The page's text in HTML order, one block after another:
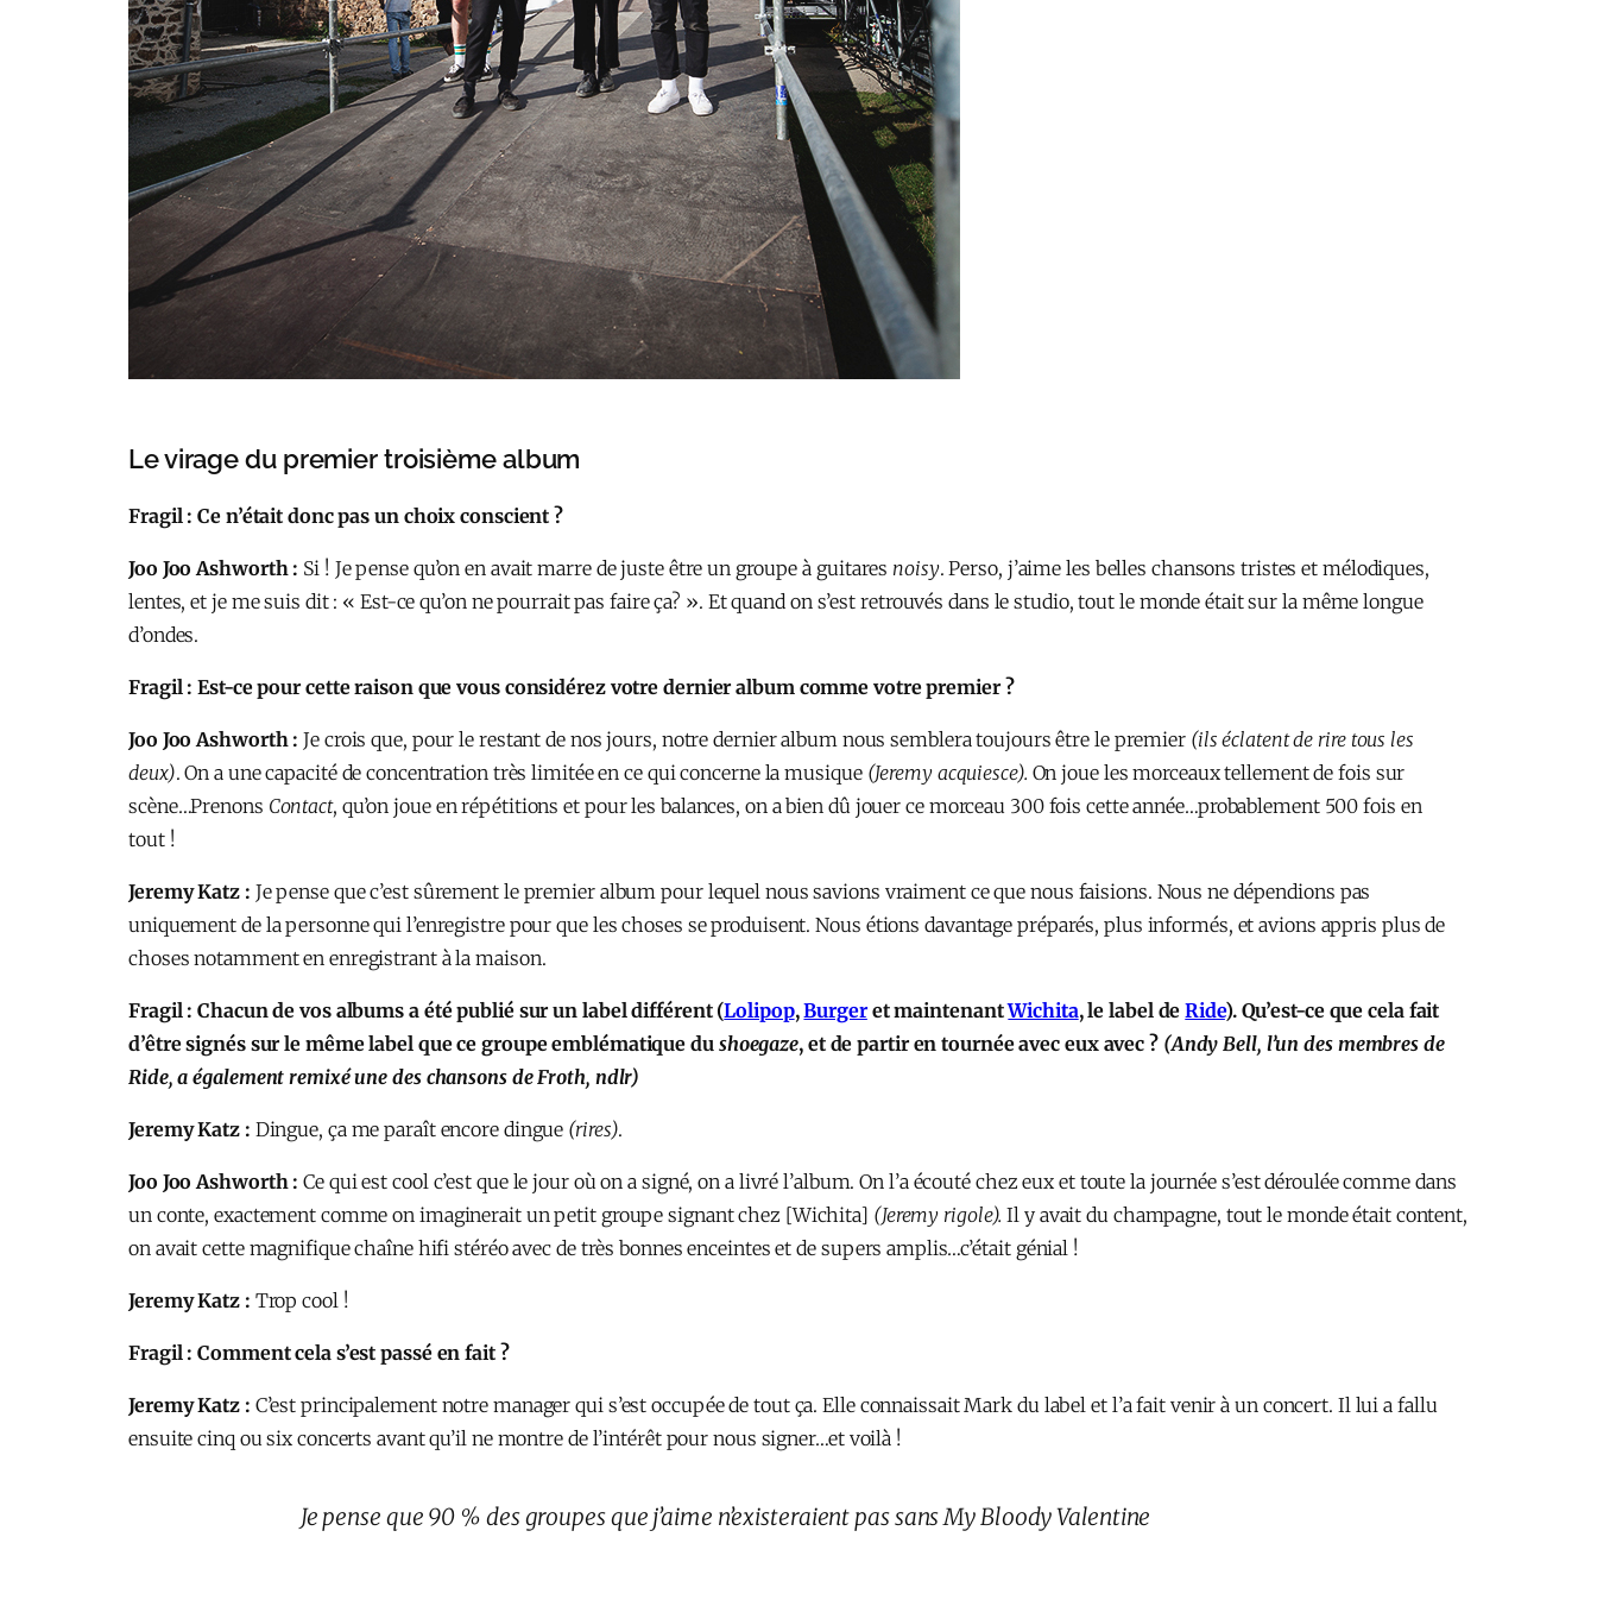
Le virage du premier troisième album
Fragil : Ce n’était donc pas un choix conscient ?
Joo Joo Ashworth : Si ! Je pense qu’on en avait marre de juste être un groupe à guitares noisy. Perso, j’aime les belles chansons tristes et mélodiques,
lentes, et je me suis dit : « Est-ce qu’on ne pourrait pas faire ça? ». Et quand on s’est retrouvés dans le studio, tout le monde était sur la même longue
d’ondes.
Fragil : Est-ce pour cette raison que vous considérez votre dernier album comme votre premier ?
Joo Joo Ashworth : Je crois que, pour le restant de nos jours, notre dernier album nous semblera toujours être le premier (ils éclatent de rire tous les
deux). On a une capacité de concentration très limitée en ce qui concerne la musique (Jeremy acquiesce). On joue les morceaux tellement de fois sur
scène…Prenons Contact, qu’on joue en répétitions et pour les balances, on a bien dû jouer ce morceau 300 fois cette année…probablement 500 fois en
tout !
Jeremy Katz : Je pense que c’est sûrement le premier album pour lequel nous savions vraiment ce que nous faisions. Nous ne dépendions pas
uniquement de la personne qui l’enregistre pour que les choses se produisent. Nous étions davantage préparés, plus informés, et avions appris plus de
choses notamment en enregistrant à la maison.
Fragil : Chacun de vos albums a été publié sur un label différent (Lolipop,Burgeret maintenantWichita, le label deRide). Qu’est-ce que cela fait
d’être signés sur le même label que ce groupe emblématique du shoegaze, et de partir en tournée avec eux avec ? (Andy Bell, l’un des membres de
Ride, a également remixé une des chansons de Froth, ndlr)
Jeremy Katz : Dingue, ça me paraît encore dingue (rires).
Joo Joo Ashworth : Ce qui est cool c’est que le jour où on a signé, on a livré l’album. On l’a écouté chez eux et toute la journée s’est déroulée comme dans
un conte, exactement comme on imaginerait un petit groupe signant chez [Wichita] (Jeremy rigole). Il y avait du champagne, tout le monde était content,
on avait cette magnifique chaîne hifi stéréo avec de très bonnes enceintes et de supers amplis…c’était génial !
Jeremy Katz : Trop cool !
Fragil : Comment cela s’est passé en fait ?
Jeremy Katz : C’est principalement notre manager qui s’est occupée de tout ça. Elle connaissait Mark du label et l’a fait venir à un concert. Il lui a fallu
ensuite cinq ou six concerts avant qu’il ne montre de l’intérêt pour nous signer…et voilà !
Je pense que 90 % des groupes que j’aime n’existeraient pas sans My Bloody Valentine